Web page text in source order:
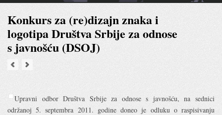
Konkurs za (re)dizajn znaka i
logotipa Društva Srbije za odnose
s javnošću (DSOJ)
Upravni odbor Društva Srbije za odnose s javnošću, na sednici
održanoj 5. septembra 2011. godine doneo je odluku o raspisivanju